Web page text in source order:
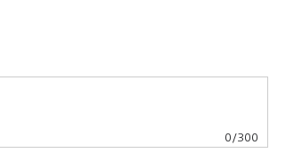
0 /300